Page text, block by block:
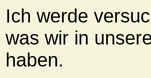
Ich werde
was wir in
haben.